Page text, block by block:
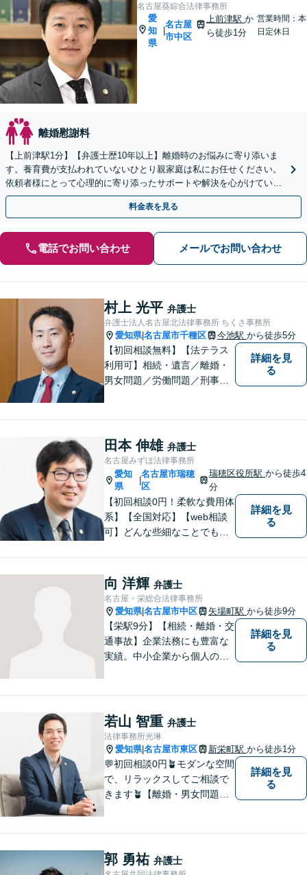
名古屋葵綜合法律事務所
愛
知
県
|
名古屋
市中区
上前津駅か
ら徒歩1分
営業時間：本
日定休日
離婚慰謝料
【上前津駅1分】【弁護士歴10年以上】離婚時のお悩みに寄り添いま
す。養育費が支払われていないひとり親家庭は私にお任せください。
依頼者様にとって心理的に寄り添ったサポートや解決を心がけていま
す。【夜間面談可能】【オンライン相談可能】
料金表を見る
電話でお問い合わせ メールでお問い合わせ
村上 光平 弁護士
弁護士法人名古屋北法律事務所 ちくさ事務所
愛知県|名古屋市千種区 今池駅 から徒歩5分
【初回相談無料】【法テラス
利用可】相続・遺言／離婚・
男女問題／労働問題／刑事事
ご提供。小さなお困り事でも
構いません【夜間・休日面
談】【完全個室】【今池駅3
分】
詳細を見
る
田本 伸雄 弁護士
名古屋みずほ法律事務所
愛知
県
名古屋市瑞穂
区
瑞穂区役所駅から徒歩4
分
【初回相談0円！柔軟な費用体
系】【全国対応】【web相談
可】どんな些細なことでもお
ターネット／削除請求や開示
請求、利用規約などのトラブ
ルはお任せ！相続／感情面の
納得感を重視します。
詳細を見
る
向 洋輝 弁護士
名古屋・栄総合法律事務所
愛知県|名古屋市中区 矢場町駅 から徒歩9分
【栄駅9分】【相続・離婚・交
通事故】企業法務にも豊富な
実績。中小企業から個人の方
お困りのことがございました
ら、まずはお気軽にご相談く
ださい。
詳細を見
る
若山 智重 弁護士
法律事務所光琳
愛知県|名古屋市東区 新栄町駅 から徒歩1分
💬初回相談0円🪴モダンな空間
で、リラックスしてご相談で
きます🪴【離婚・男女問題】
ご相談ください。明るい未来
に向け一緒に歩んでいきまし
詳細を見
る
郭 勇祐 弁護士